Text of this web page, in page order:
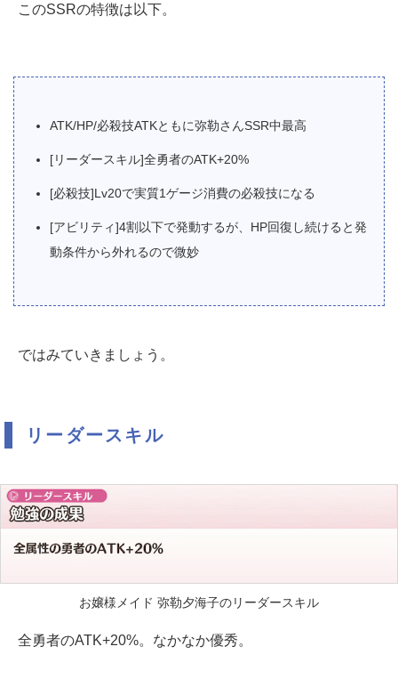
このSSRの特徴は以下。
ATK/HP/必殺技ATKともに弥勒さんSSR中最高
[リーダースキル]全勇者のATK+20%
[必殺技]Lv20で実質1ゲージ消費の必殺技になる
[アビリティ]4割以下で発動するが、HP回復し続けると発
動条件から外れるので微妙
ではみていきましょう。
リーダースキル
お嬢様メイド 弥勒夕海子のリーダースキル
全勇者のATK+20%。なかなか優秀。